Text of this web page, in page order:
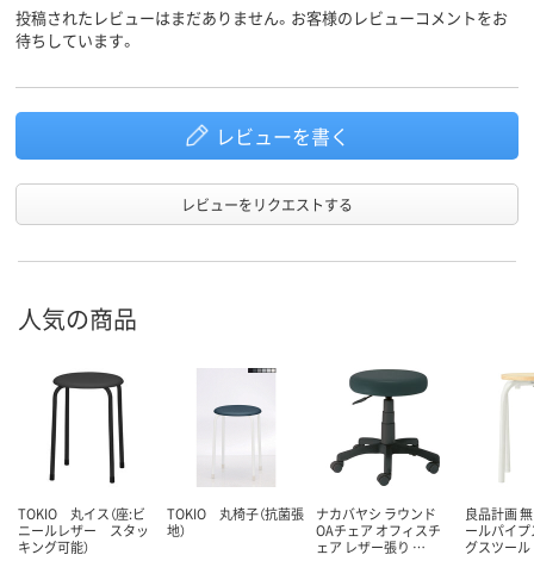
投稿されたレビューはまだありません。お客様のレビューコメントをお
待ちしています。
レビューを書く
レビューをリクエストする
人気の商品
TOKIO 丸イス（座:ビ
ニールレザー スタッ
キング可能）
TOKIO 丸椅子（抗菌張
地）
ナカバヤシ ラウンド
OAチェア オフィスチ
ェア レザー張り …
良品計画
ールパイ
グスツール